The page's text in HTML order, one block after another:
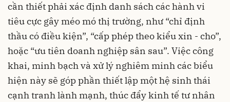
cần thiết phải xác định danh sách các hành vi
tiêu cực gây méo mó thị trường, như “chỉ định
thầu có điều kiện”, “cấp phép theo kiểu xin - cho”,
hoặc “ưu tiên doanh nghiệp sân sau”. Việc công
khai, minh bạch và xử lý nghiêm minh các biểu
hiện này sẽ góp phần thiết lập một hệ sinh thái
cạnh tranh lành mạnh, thúc đẩy kinh tế tư nhân